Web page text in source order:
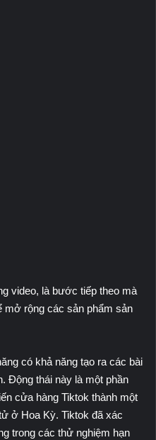
video, là bước tiếp theo mà
mở rộng các sản phẩm sản
có khả năng tạo ra các bài
Động thái này là một phần
cửa hàng Tiktok thành một
ở Hoa Kỳ. Tiktok đã xác
trong các thử nghiệm hạn